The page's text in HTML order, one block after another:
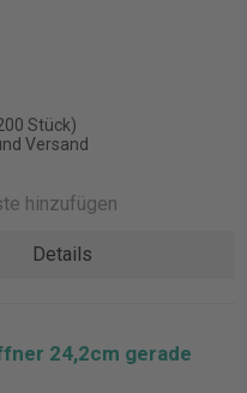
Stück)
Versand
hinzufügen
Details
24,2cm gerade